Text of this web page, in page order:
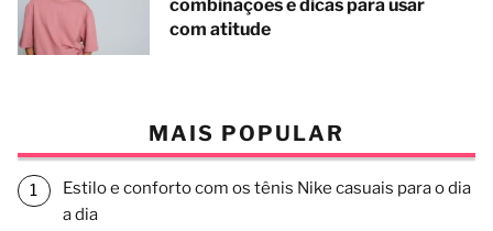
combinações e dicas para usar
com atitude
MAIS POPULAR
Estilo e conforto com os tênis Nike casuais para o dia
a dia